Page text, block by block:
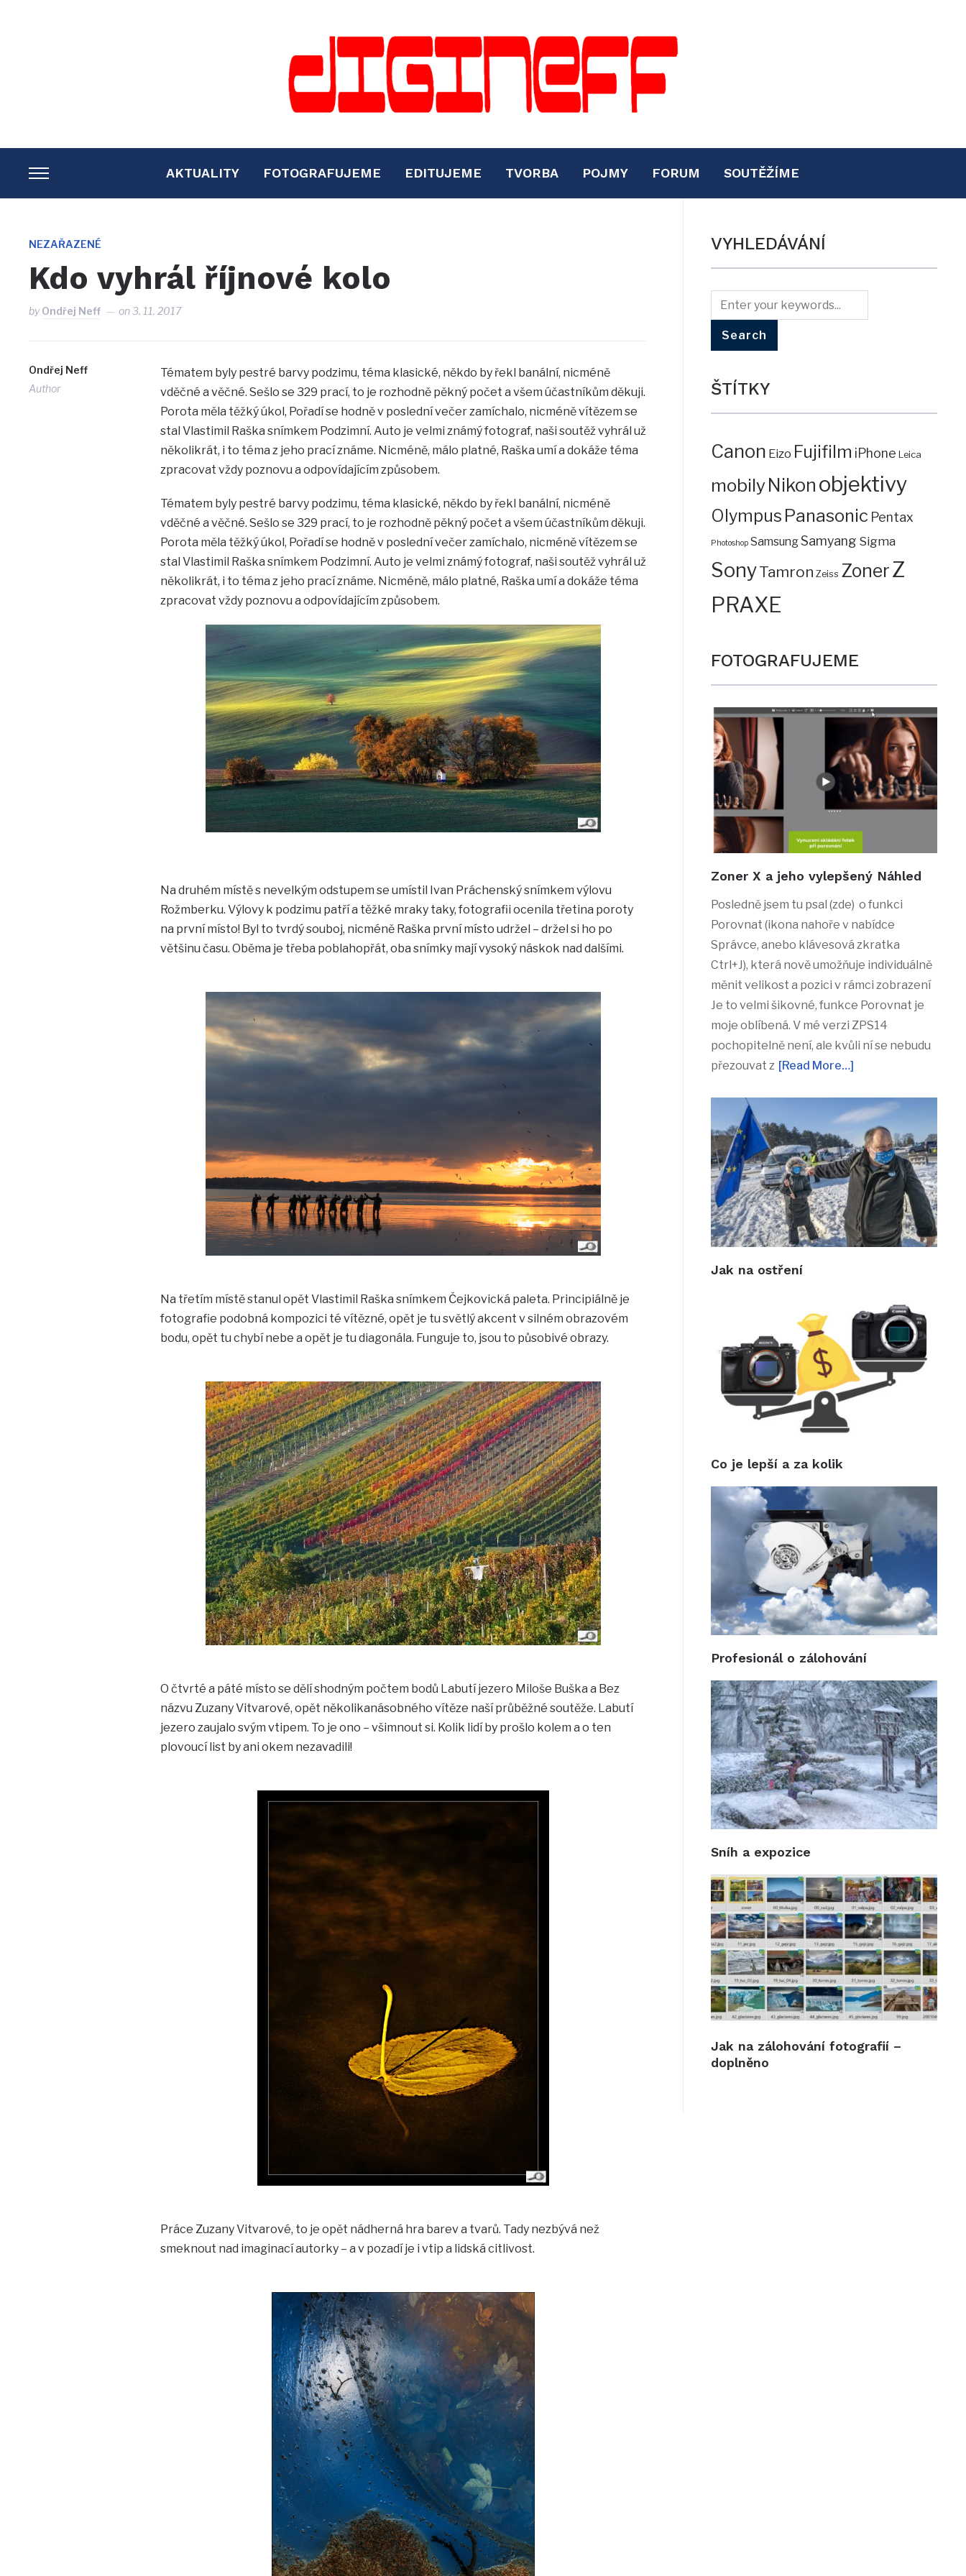
TOGGLE
SIDEBAR
NAVIGATION
AKTUALITY FOTOGRAFUJEME EDITUJEME TVORBA POJMY FORUM SOUTĚŽÍME
NEZAŘAZENÉ
Kdo vyhrál říjnové kolo
byOndřej Neff on3. 11. 2017
Ondřej Neff
Author
Tématem byly pestré barvy podzimu, téma klasické, někdo by řekl banální, nicméně
vděčné a věčné. Sešlo se 329 prací, to je rozhodně pěkný počet a všem účastníkům děkuji.
Porota měla těžký úkol, Pořadí se hodně v poslední večer zamíchalo, nicméně vítězem se
stal Vlastimil Raška snímkem Podzimní. Auto je velmi známý fotograf, naši soutěž vyhrál už
několikrát, i to téma z jeho prací známe. Nicméně, málo platné, Raška umí a dokáže téma
zpracovat vždy poznovu a odpovídajícím způsobem.
Tématem byly pestré barvy podzimu, téma klasické, někdo by řekl banální, nicméně
vděčné a věčné. Sešlo se 329 prací, to je rozhodně pěkný počet a všem účastníkům děkuji.
Porota měla těžký úkol, Pořadí se hodně v poslední večer zamíchalo, nicméně vítězem se
stal Vlastimil Raška snímkem Podzimní. Auto je velmi známý fotograf, naši soutěž vyhrál už
několikrát, i to téma z jeho prací známe. Nicméně, málo platné, Raška umí a dokáže téma
zpracovat vždy poznovu a odpovídajícím způsobem.
Na druhém místě s nevelkým odstupem se umístil Ivan Práchenský snímkem výlovu
Rožmberku. Výlovy k podzimu patří a těžké mraky taky, fotografii ocenila třetina poroty
na první místo! Byl to tvrdý souboj, nicméně Raška první místo udržel – držel si ho po
většinu času. Oběma je třeba poblahopřát, oba snímky mají vysoký náskok nad dalšími.
Na třetím místě stanul opět Vlastimil Raška snímkem Čejkovická paleta. Principiálně je
fotografie podobná kompozici té vítězné, opět je tu světlý akcent v silném obrazovém
bodu, opět tu chybí nebe a opět je tu diagonála. Funguje to, jsou to působivé obrazy.
O čtvrté a páté místo se dělí shodným počtem bodů Labutí jezero Miloše Buška a Bez
názvu Zuzany Vitvarové, opět několikanásobného vítěze naší průběžné soutěže. Labutí
jezero zaujalo svým vtipem. To je ono – všimnout si. Kolik lidí by prošlo kolem a o ten
plovoucí list by ani okem nezavadili!
Práce Zuzany Vitvarové, to je opět nádherná hra barev a tvarů. Tady nezbývá než
smeknout nad imaginací autorky – a v pozadí je i vtip a lidská citlivost.
VYHLEDÁVÁNÍ
ŠTÍTKY
Canon Eizo Fujifilm iPhone Leica
mobilyNikon objektivy
Olympus Panasonic Pentax
Photoshop SamsungSamyang Sigma
SonyTamron Zeiss ZonerZ
PRAXE
FOTOGRAFUJEME
Zoner X a jeho vylepšený Náhled
Posledně jsem tu psal (zde) o funkci
Porovnat (ikona nahoře v nabídce
Správce, anebo klávesová zkratka
Ctrl+J), která nově umožňuje individuálně
měnit velikost a pozici v rámci zobrazení
Je to velmi šikovné, funkce Porovnat je
moje oblíbená. V mé verzi ZPS14
pochopitelně není, ale kvůli ní se nebudu
přezouvat z [Read More…]
Jak na ostření
Co je lepší a za kolik
Profesionál o zálohování
Sníh a expozice
Jak na zálohování fotografií –
doplněno